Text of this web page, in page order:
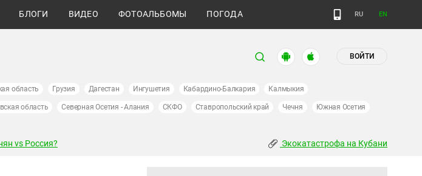
БЛОГИ ВИДЕО ФОТОАЛЬБОМЫ ПОГОДА RU EN
ВОЙТИ
область Грузия Дагестан Ингушетия Кабардино-Балкария Калмыкия
область Северная Осетия - Алания СКФО Ставропольский край Чечня Южная Осетия
vs Россия? Экокатастрофа на Кубани